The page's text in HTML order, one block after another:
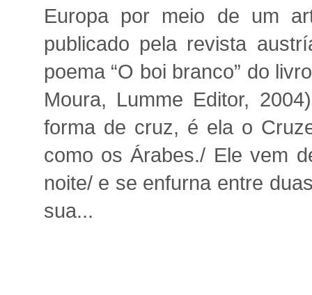
Europa por meio de um
publicado pela revista
poema “O boi branco” do
Moura, Lumme Editor,
forma de cruz, é ela o
como os Árabes./ Ele vem
noite/ e se enfurna entre
sua...